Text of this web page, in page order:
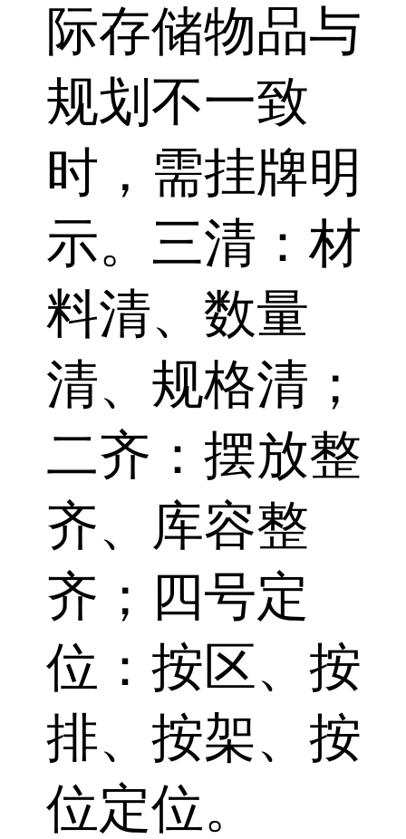
际存储物品与
规划不一致
时，需挂牌明
示。三清：材
料清、数量
清、规格清；
二齐：摆放整
齐、库容整
齐；四号定
位：按区、按
排、按架、按
位定位。